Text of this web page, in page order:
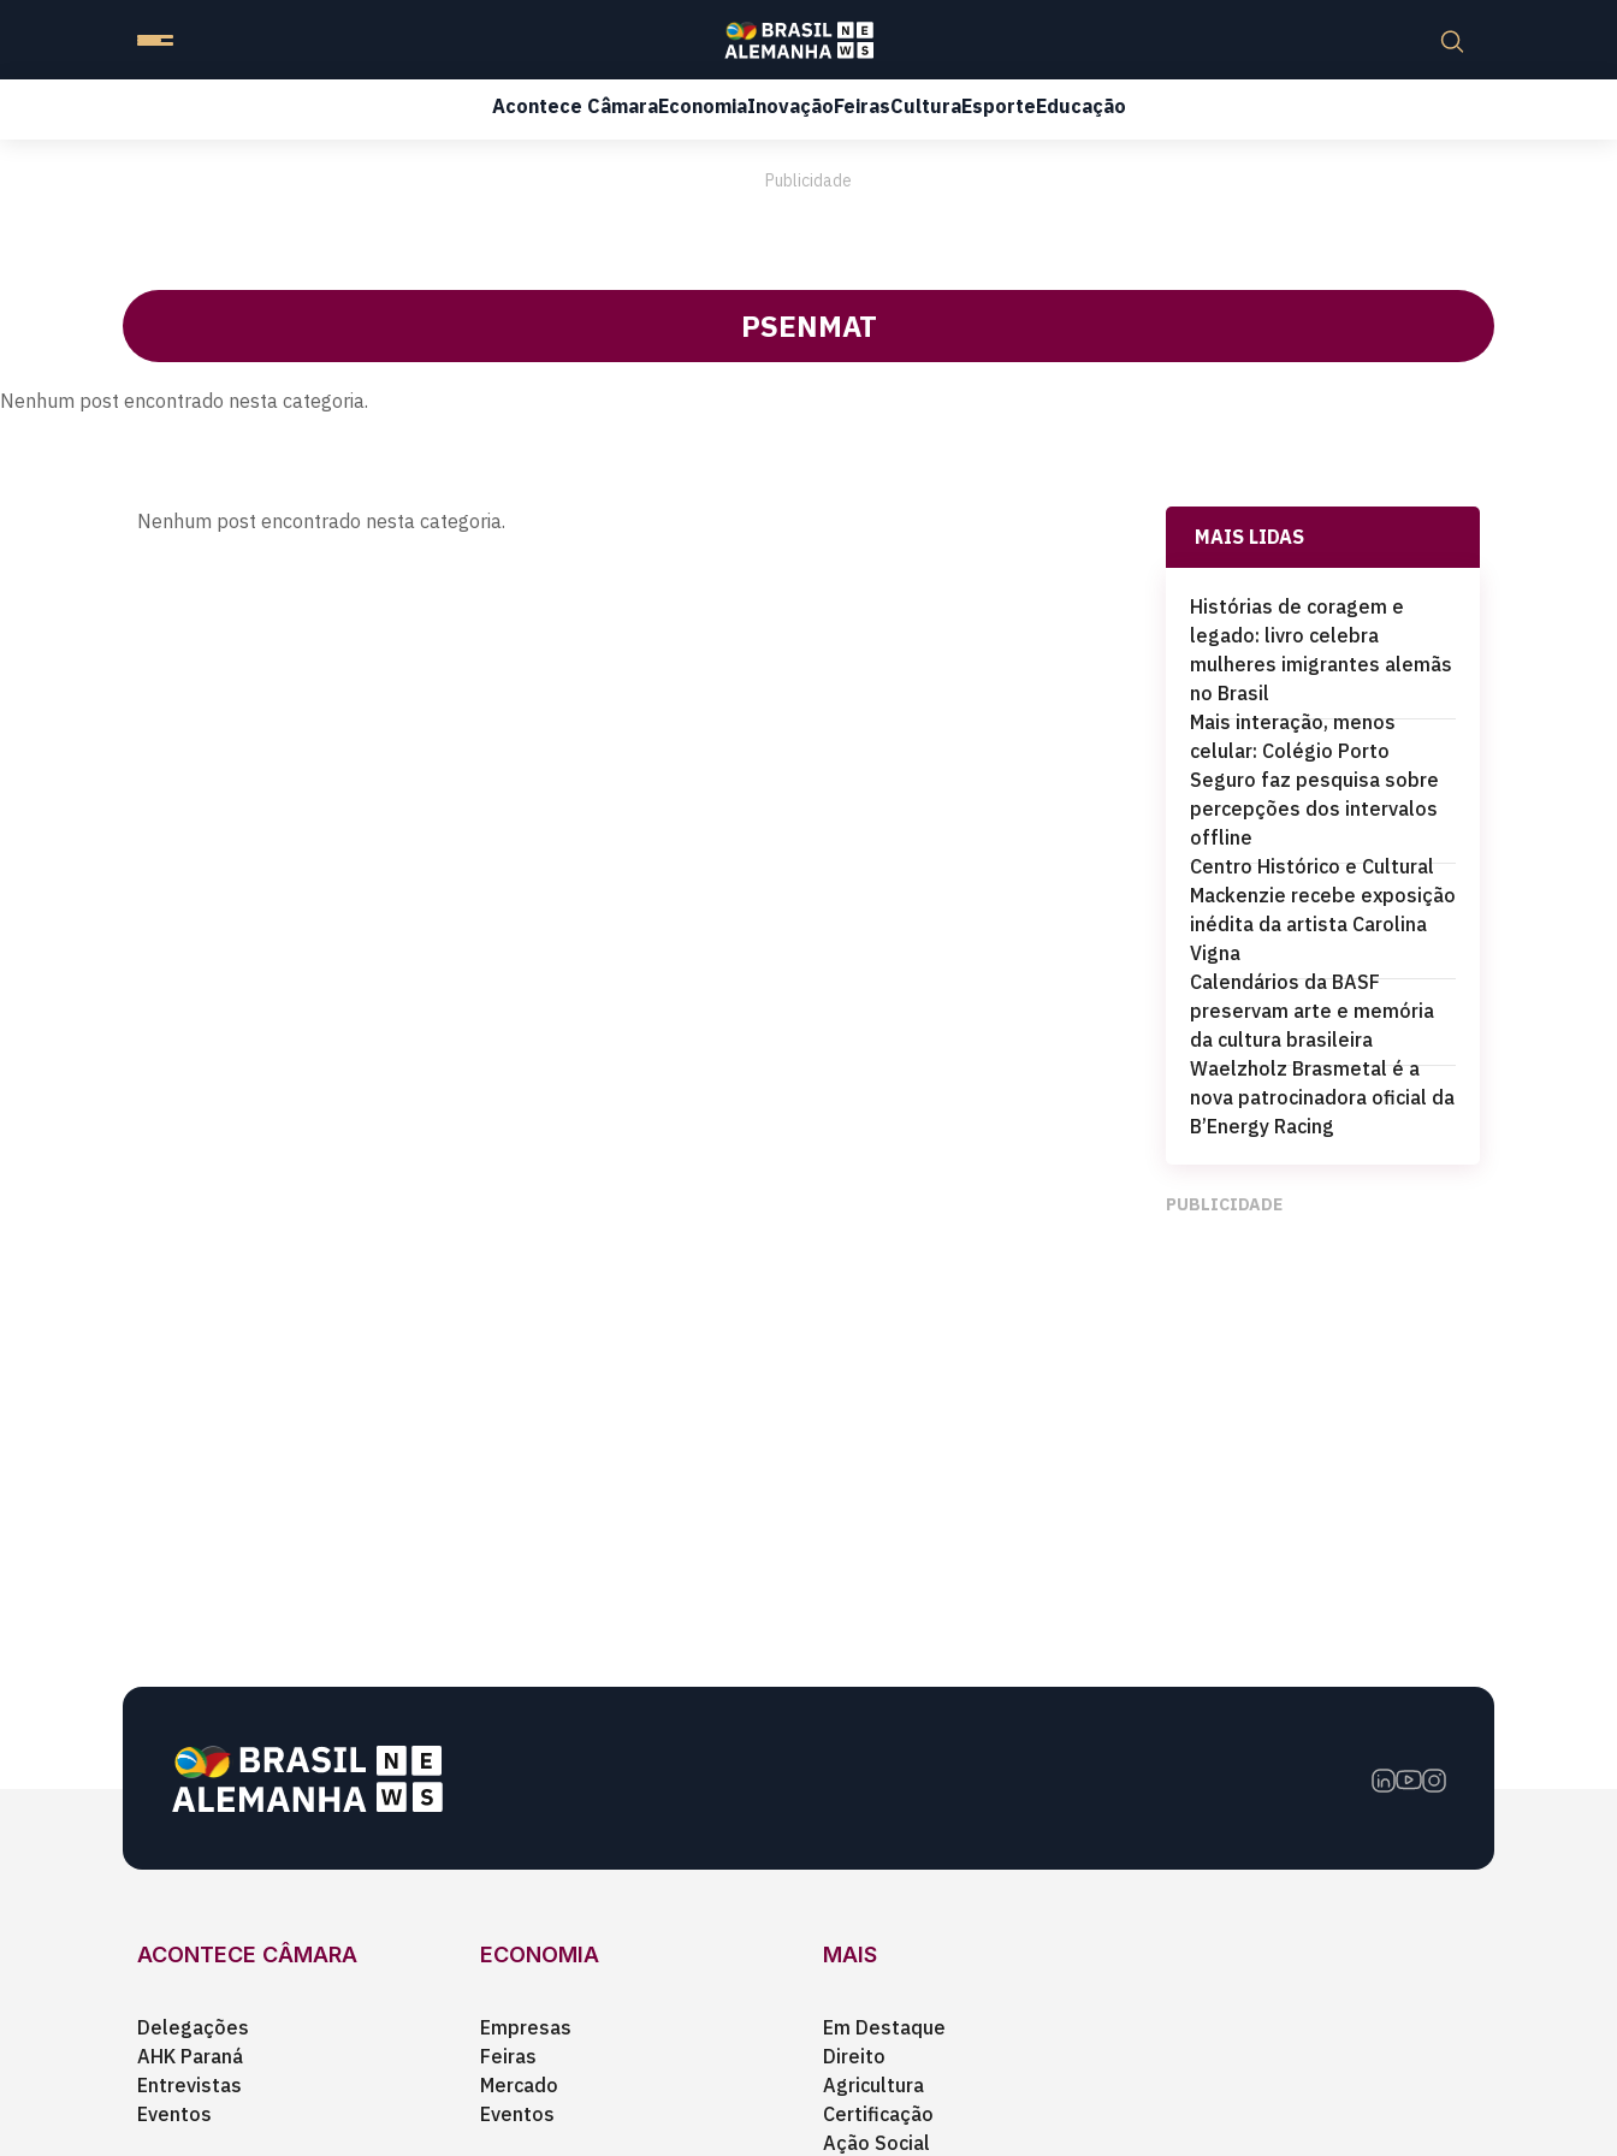
Acontece CâmaraEconomiaInovaçãoFeirasCulturaEsporteEducação
Publicidade
PSENMAT
Nenhum post encontrado nesta categoria.
Nenhum post encontrado nesta categoria.
MAIS LIDAS
Histórias de coragem e
legado: livro celebra
mulheres imigrantes alemãs
no Brasil
Mais interação, menos
celular: Colégio Porto
Seguro faz pesquisa sobre
percepções dos intervalos
offline
Centro Histórico e Cultural
Mackenzie recebe exposição
inédita da artista Carolina
Vigna
Calendários da BASF
preservam arte e memória
da cultura brasileira
Waelzholz Brasmetal é a
nova patrocinadora oficial da
B’Energy Racing
PUBLICIDADE
ACONTECE CÂMARA
Delegações
AHK Paraná
Entrevistas
Eventos
ECONOMIA
Empresas
Feiras
Mercado
Eventos
MAIS
Em Destaque
Direito
Agricultura
Certificação
Ação Social